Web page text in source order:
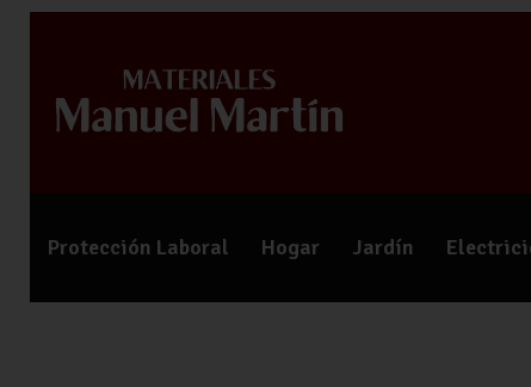
Protección Laboral Hogar Jardín